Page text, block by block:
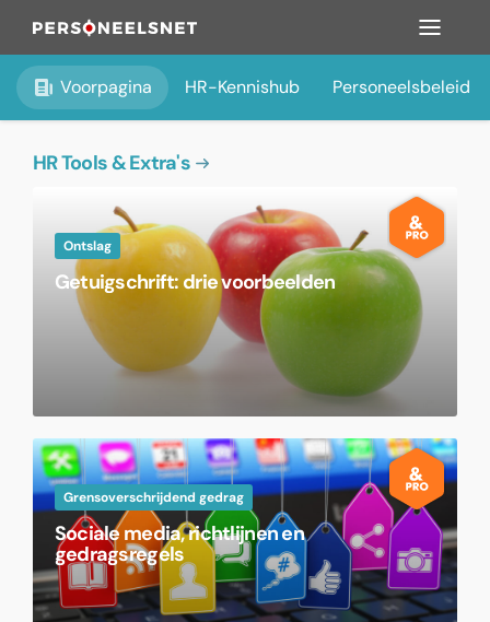
Voorpagina HR-Kennishub Personeelsbeleid
HR Tools & Extra's
Ontslag
Getuigschrift: drie voorbeelden
Grensoverschrijdend gedrag
Sociale media, richtlijnen en
gedragsregels